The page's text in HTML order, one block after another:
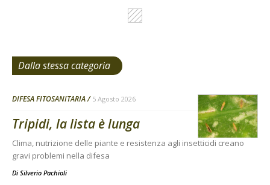
Dalla stessa categoria
DIFESA FITOSANITARIA 5 Agosto 2026
Tripidi, la lista è lunga
Clima, nutrizione delle piante e resistenza agli insetticidi creano
gravi problemi nella difesa
Di Silverio Pachioli